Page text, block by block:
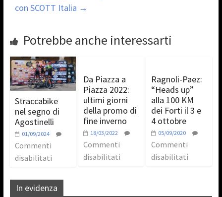
con SCOTT Italia →
Potrebbe anche interessarti
Straccabike
nel segno di
Agostinelli
01/09/2024
Commenti
disabilitati
Da Piazza a
Piazza 2022:
ultimi giorni
della promo di
fine inverno
18/03/2022
Commenti
disabilitati
Ragnoli-Paez:
“Heads up”
alla 100 KM
dei Forti il 3 e
4 ottobre
05/09/2020
Commenti
disabilitati
In evidenza